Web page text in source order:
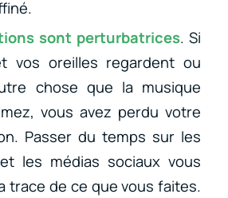
sont perturbatrices. Si
vos oreilles regardent ou
chose que la musique
vous avez perdu votre
Passer du temps sur les
les médias sociaux vous
trace de ce que vous faites.